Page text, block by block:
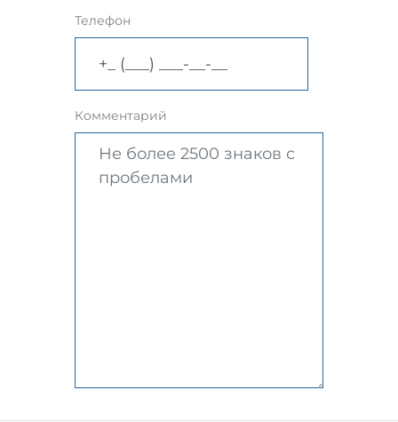
Телефон
Комментарий